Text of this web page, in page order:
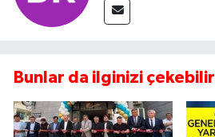
Bunlar da ilginizi çekebilir